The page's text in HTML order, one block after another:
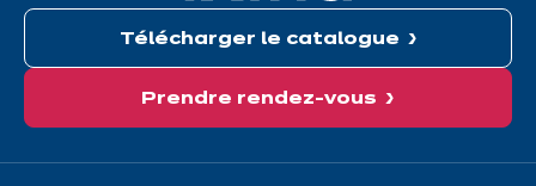
Télécharger le catalogue
Prendre rendez-vous